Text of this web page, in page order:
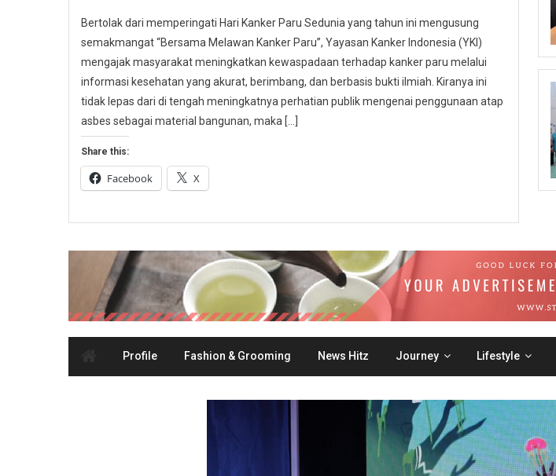
Bertolak dari memperingati Hari Kanker Paru Sedunia yang tahun ini mengusung
semakmangat “Bersama Melawan Kanker Paru”, Yayasan Kanker Indonesia (YKI)
mengajak masyarakat meningkatkan kewaspadaan terhadap kanker paru melalui
informasi kesehatan yang akurat, berimbang, dan berbasis bukti ilmiah. Kiranya ini
tidak lepas dari di tengah meningkatnya perhatian publik mengenai penggunaan atap
asbes sebagai material bangunan, maka […]
Share this:
Facebook X
Profile Fashion & Grooming News Hitz Journey Lifestyle